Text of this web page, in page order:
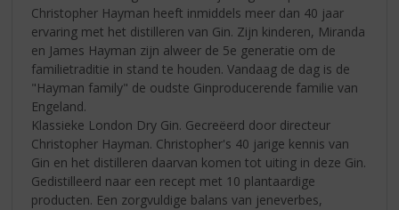
Christopher Hayman heeft inmiddels meer dan 40 jaar
ervaring met het distilleren van Gin. Zijn kinderen, Miranda
en James Hayman zijn alweer de 5e generatie om de
familietraditie in stand te houden. Vandaag de dag is de
"Hayman family" de oudste Ginproducerende familie van
Engeland.
Klassieke London Dry Gin. Gecreëerd door directeur
Christopher Hayman. Christopher's 40 jarige kennis van
Gin en het distilleren daarvan komen tot uiting in deze Gin.
Gedistilleerd naar een recept met 10 plantaardige
producten. Een zorgvuldige balans van jeneverbes,